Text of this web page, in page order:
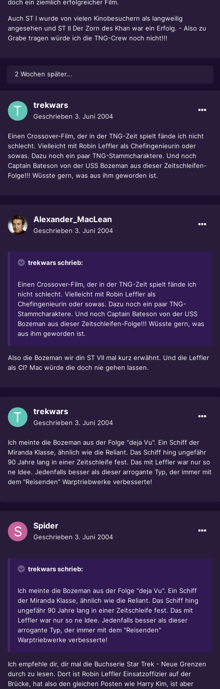
doch ein ziemlich erfolgreicher Film.
Auch ST I wurde von vielen Kinobesuchern als langweilig
angesehen und ST II Der Zorn des Khan war ein Erfolg. - Also zu
Grabe tragen würde ich die TNG-Crew noch nicht!!!
2 Wochen später...
trekwars
Geschrieben 3. Juni 2004
Einen Crossover-Film, der in der TNG-Zeit spielt fände ich nicht
schlecht. Vielleicht mit Robin Leffler als Chefingenieurin oder
sowas. Dazu noch ein paar TNG-Stammcharaktere. Und noch
Captain Bateson von der USS Bozeman aus dieser Zeitschleifen-
Folge!!! Wüsste gern, was aus ihm geworden ist.
Alexander_MacLean
Geschrieben 3. Juni 2004
trekwars schrieb:
Einen Crossover-Film, der in der TNG-Zeit spielt fände ich
nicht schlecht. Vielleicht mit Robin Leffler als
Chefingenieurin oder sowas. Dazu noch ein paar TNG-
Stammcharaktere. Und noch Captain Bateson von der USS
Bozeman aus dieser Zeitschleifen-Folge!!! Wüsste gern, was
aus ihm geworden ist.
Also die Bozeman wir din ST VII mal kurz erwähnt. Und die Leffler
als CI? Mac würde die doch nie gehen lassen.
trekwars
Geschrieben 3. Juni 2004
Ich meinte die Bozeman aus der Folge "deja Vu". Ein Schiff der
Miranda Klasse, ähnlich wie die Reliant. Das Schiff hing ungefähr
90 Jahre lang in einer Zeitschleife fest. Das mit Leffler war nur so
ne Idee. Jedenfalls besser als dieser arrogante Typ, der immer mit
dem "Reisenden" Warptriebwerke verbesserte!
Spider
Geschrieben 3. Juni 2004
trekwars schrieb:
Ich meinte die Bozeman aus der Folge "deja Vu". Ein Schiff
der Miranda Klasse, ähnlich wie die Reliant. Das Schiff hing
ungefähr 90 Jahre lang in einer Zeitschleife fest. Das mit
Leffler war nur so ne Idee. Jedenfalls besser als dieser
arrogante Typ, der immer mit dem "Reisenden"
Warptriebwerke verbesserte!
Ich empfehle dir, dir mal die Buchserie Star Trek - Neue Grenzen
durch zu lesen. Dort ist Robin Leffler Einsatzoffizier auf der
Brücke, hat also den gleichen Posten wie Harry Kim, ist aber